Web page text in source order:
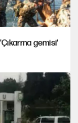
gemisi'